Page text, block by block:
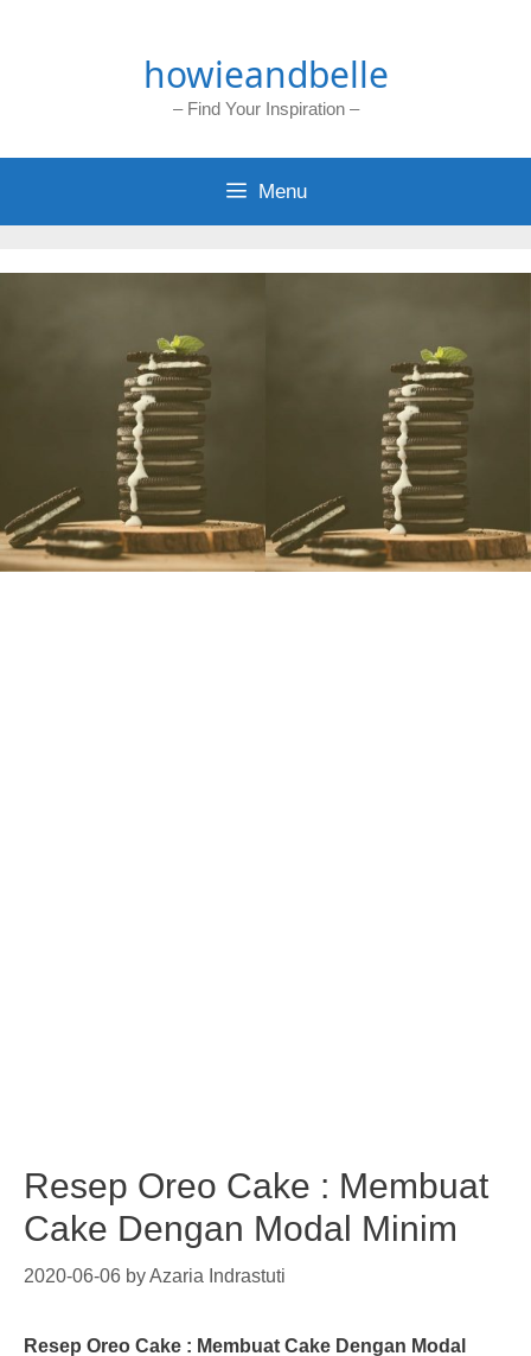
howieandbelle
– Find Your Inspiration –
Menu
Resep Oreo Cake : Membuat
Cake Dengan Modal Minim
2020-06-06 byAzaria Indrastuti
Resep Oreo Cake : Membuat Cake Dengan Modal